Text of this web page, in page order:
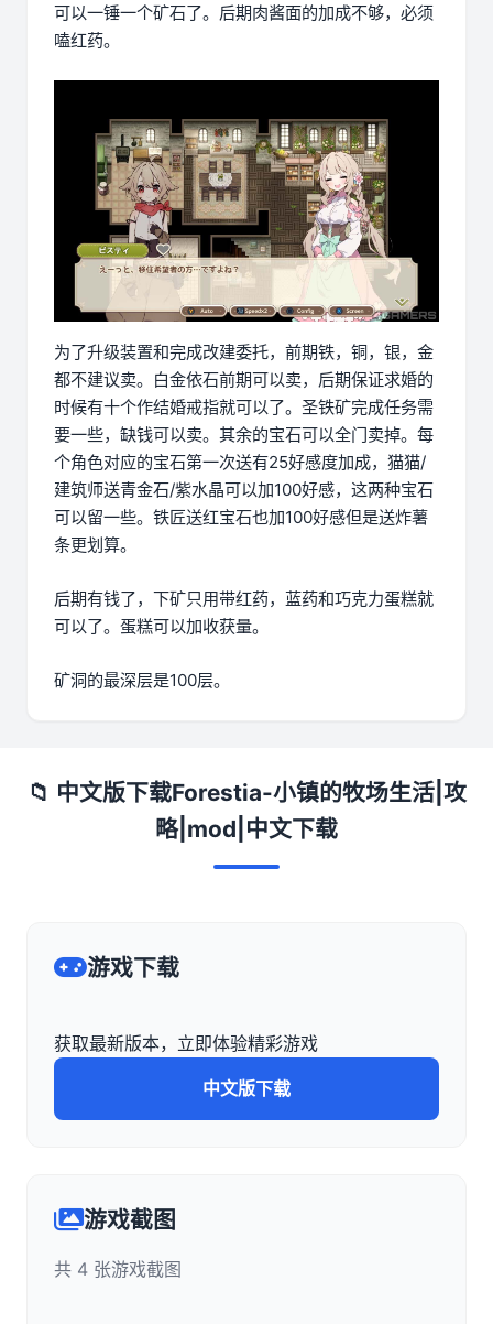
可以一锤一个矿石了。后期肉酱面的加成不够，必须
嗑红药。
为了升级装置和完成改建委托，前期铁，铜，银，金
都不建议卖。白金依石前期可以卖，后期保证求婚的
时候有十个作结婚戒指就可以了。圣铁矿完成任务需
要一些，缺钱可以卖。其余的宝石可以全门卖掉。每
个角色对应的宝石第一次送有25好感度加成，猫猫/
建筑师送青金石/紫水晶可以加100好感，这两种宝石
可以留一些。铁匠送红宝石也加100好感但是送炸薯
条更划算。
后期有钱了，下矿只用带红药，蓝药和巧克力蛋糕就
可以了。蛋糕可以加收获量。
矿洞的最深层是100层。
📁 中文版下载Forestia-小镇的牧场生活|攻
略|mod|中文下载
游戏下载
获取最新版本，立即体验精彩游戏
中文版下载
游戏截图
共 4 张游戏截图